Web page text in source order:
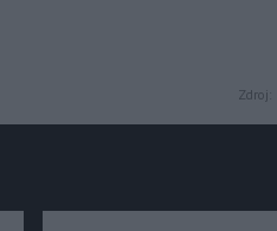
Zdroj: